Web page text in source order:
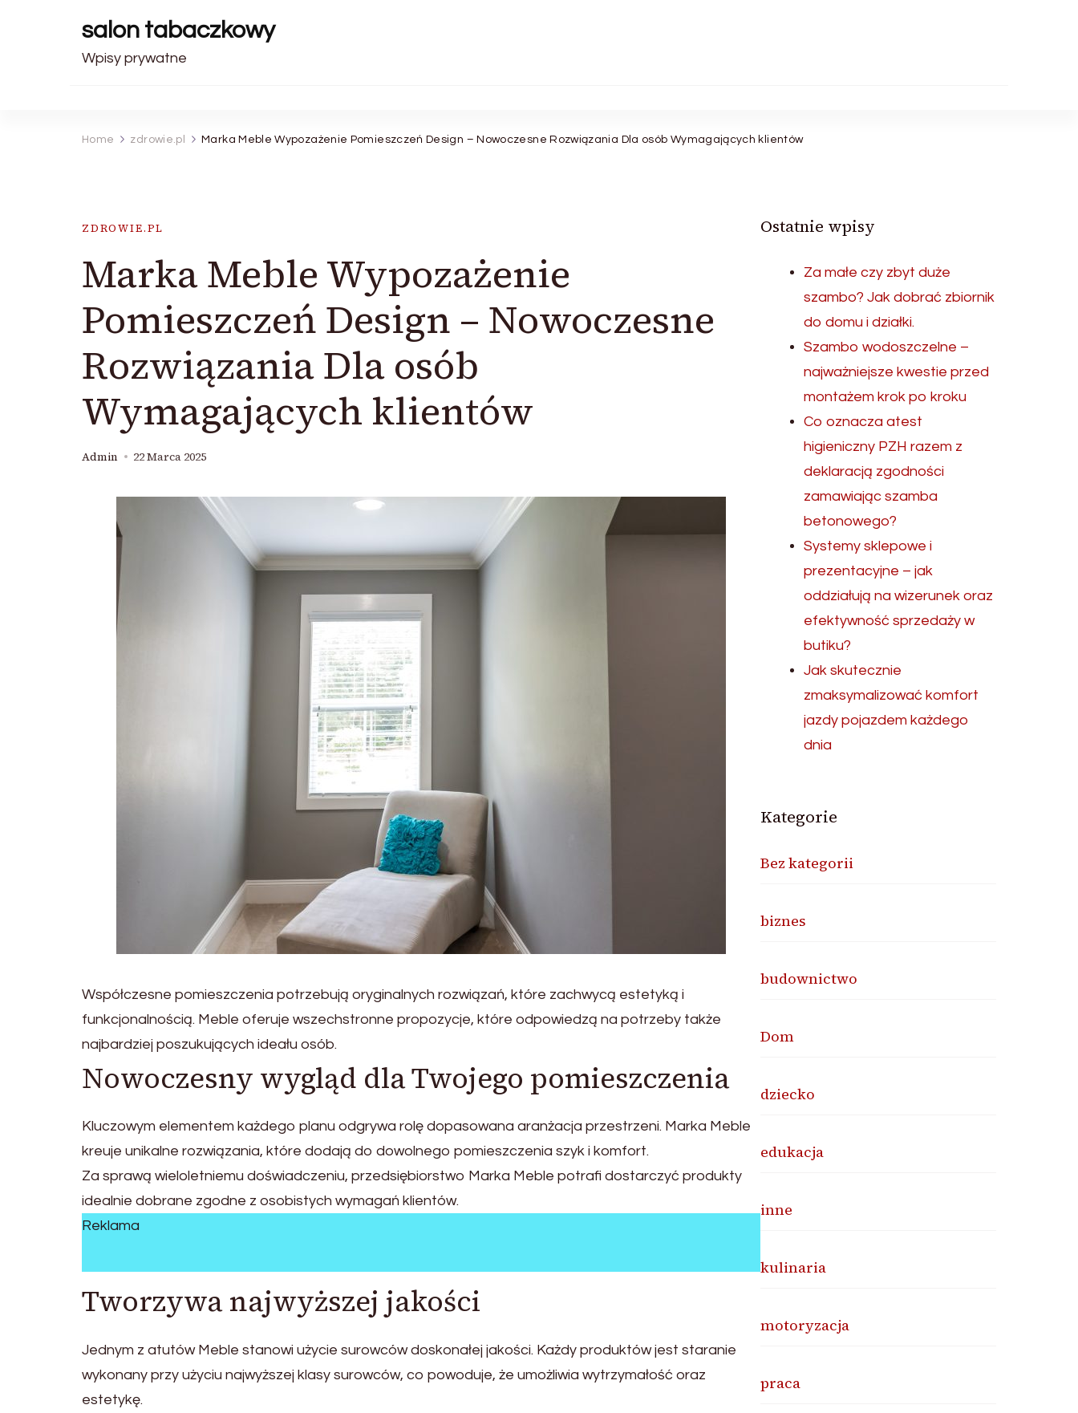
salon tabaczkowy
Wpisy prywatne
Home zdrowie.pl Marka Meble Wypozażenie Pomieszczeń Design – Nowoczesne Rozwiązania Dla osób Wymagających klientów
ZDROWIE.PL
Marka Meble Wypozażenie
Pomieszczeń Design – Nowoczesne
Rozwiązania Dla osób
Wymagających klientów
Admin 22 Marca 2025
Współczesne pomieszczenia potrzebują oryginalnych rozwiązań, które zachwycą estetyką i
funkcjonalnością. Meble oferuje wszechstronne propozycje, które odpowiedzą na potrzeby także
najbardziej poszukujących ideału osób.
Nowoczesny wygląd dla Twojego pomieszczenia
Kluczowym elementem każdego planu odgrywa rolę dopasowana aranżacja przestrzeni. Marka Meble
kreuje unikalne rozwiązania, które dodają do dowolnego pomieszczenia szyk i komfort.
Za sprawą wieloletniemu doświadczeniu, przedsiębiorstwo Marka Meble potrafi dostarczyć produkty
idealnie dobrane zgodne z osobistych wymagań klientów.
Reklama
Tworzywa najwyższej jakości
Jednym z atutów Meble stanowi użycie surowców doskonałej jakości. Każdy produktów jest staranie
wykonany przy użyciu najwyższej klasy surowców, co powoduje, że umożliwia wytrzymałość oraz
estetykę.
Ostatnie wpisy
Za małe czy zbyt duże
szambo? Jak dobrać zbiornik
do domu i działki.
Szambo wodoszczelne –
najważniejsze kwestie przed
montażem krok po kroku
Co oznacza atest
higieniczny PZH razem z
deklaracją zgodności
zamawiając szamba
betonowego?
Systemy sklepowe i
prezentacyjne – jak
oddziałują na wizerunek oraz
efektywność sprzedaży w
butiku?
Jak skutecznie
zmaksymalizować komfort
jazdy pojazdem każdego
dnia
Kategorie
Bez kategorii
biznes
budownictwo
Dom
dziecko
edukacja
inne
kulinaria
motoryzacja
praca